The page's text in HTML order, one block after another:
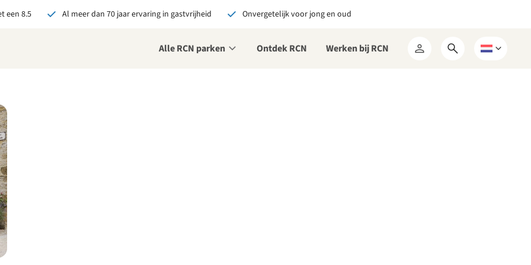
een 8.5 Al meer dan 70 jaar ervaring in gastvrijheid Onvergetelijk voor jong en oud
Alle RCN parken Ontdek RCN Werken bij RCN
Mijn
Open
Kies
bij RCN boekt, krijg je:
De beste prijsgarantie
Exclusieve voordelen
Persoonlijk contact
alle voordelen